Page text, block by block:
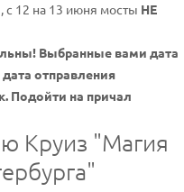
с 12 на 13 июня мосты НЕ
Выбранные вами дата
отправления
Подойти на причал
Круиз "Магия